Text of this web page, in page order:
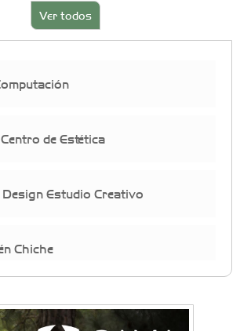
Ver todos
de Estética
Design Estudio Creativo
Chiche
personal